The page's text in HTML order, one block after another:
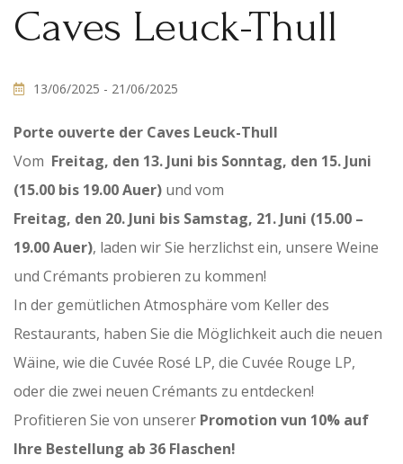
Caves Leuck-Thull
13/06/2025 - 21/06/2025
Porte ouverte der Caves Leuck-Thull
Vom Freitag, den 13. Juni bis Sonntag, den 15. Juni
(15.00 bis 19.00 Auer) und vom
Freitag, den 20. Juni bis Samstag, 21. Juni (15.00 –
19.00 Auer), laden wir Sie herzlichst ein, unsere Weine
und Crémants probieren zu kommen!
In der gemütlichen Atmosphäre vom Keller des
Restaurants, haben Sie die Möglichkeit auch die neuen
Wäine, wie die Cuvée Rosé LP, die Cuvée Rouge LP,
oder die zwei neuen Crémants zu entdecken!
Profitieren Sie von unserer Promotion vun 10% auf
Ihre Bestellung ab 36 Flaschen!